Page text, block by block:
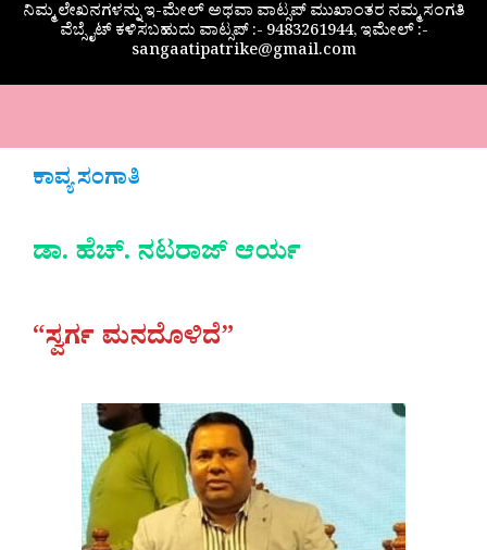
ನಿಮ್ಮ ಲೇಖನಗಳನ್ನು ಇ-ಮೇಲ್ ಅಥವಾ ವಾಟ್ಸಪ್ ಮುಖಾಂತರ ನಮ್ಮ ಸಂಗತಿ
ವೆಬ್ಸೈಟ್ ಕಳಿಸಬಹುದು ವಾಟ್ಸಪ್‌ :- 9483261944, ಇಮೇಲ್ :-
sangaatipatrike@gmail.com
ಕಾವ್ಯ ಸಂಗಾತಿ
ಡಾ. ಹೆಚ್. ನಟರಾಜ್ ಆರ್ಯ‌
“ಸ್ವರ್ಗ ಮನದೊಳಿದೆ”